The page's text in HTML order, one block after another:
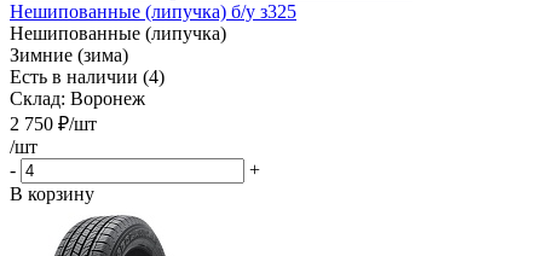
Нешипованные (липучка) б/у з325
Нешипованные (липучка)
Зимние (зима)
Есть в наличии (4)
Склад: Воронеж
2 750 ₽/шт
/шт
-
+
В корзину